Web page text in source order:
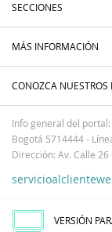
SECCIONES
MÁS INFORMACIÓN
CONOZCA NUESTROS
Info general del portal:
Bogotá 5714444 -
Dirección: Av. Calle 26
VERSIÓN